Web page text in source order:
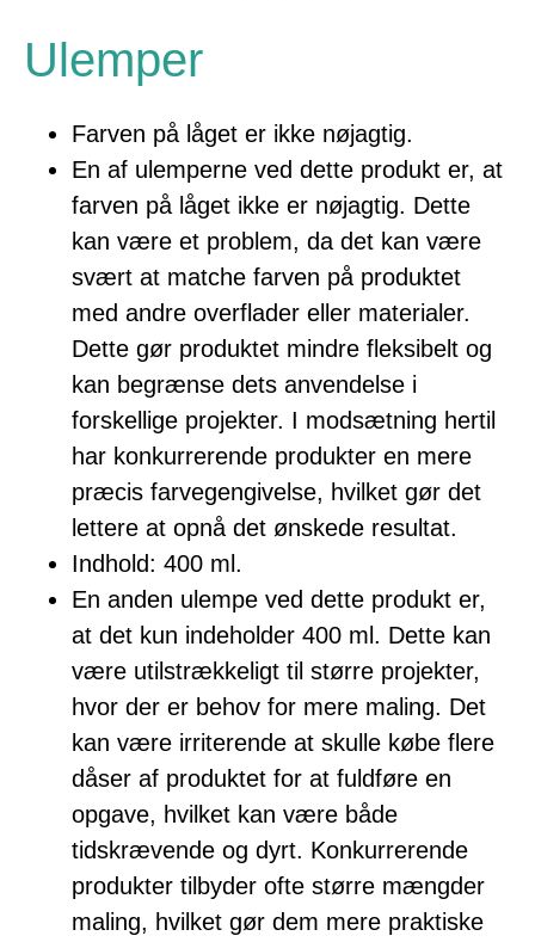
Ulemper
Farven på låget er ikke nøjagtig.
En af ulemperne ved dette produkt er, at
farven på låget ikke er nøjagtig. Dette
kan være et problem, da det kan være
svært at matche farven på produktet
med andre overflader eller materialer.
Dette gør produktet mindre fleksibelt og
kan begrænse dets anvendelse i
forskellige projekter. I modsætning hertil
har konkurrerende produkter en mere
præcis farvegengivelse, hvilket gør det
lettere at opnå det ønskede resultat.
Indhold: 400 ml.
En anden ulempe ved dette produkt er,
at det kun indeholder 400 ml. Dette kan
være utilstrækkeligt til større projekter,
hvor der er behov for mere maling. Det
kan være irriterende at skulle købe flere
dåser af produktet for at fuldføre en
opgave, hvilket kan være både
tidskrævende og dyrt. Konkurrerende
produkter tilbyder ofte større mængder
maling, hvilket gør dem mere praktiske